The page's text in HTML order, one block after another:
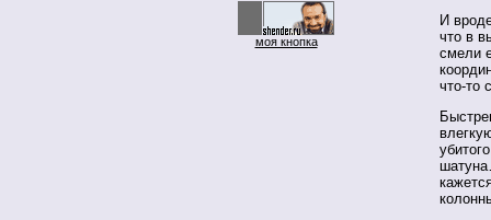
моя кнопка
И
что в
смели
что-то